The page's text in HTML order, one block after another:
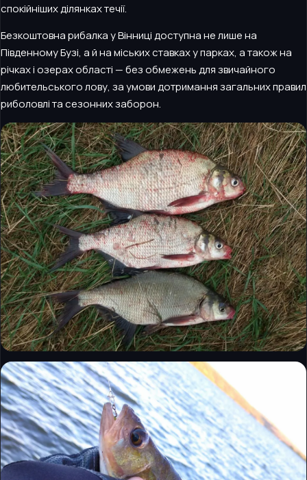
спокійніших ділянках течії.
Безкоштовна рибалка у Вінниці доступна не лише на
Південному Бузі, а й на міських ставках у парках, а також на
річках і озерах області — без обмежень для звичайного
любительського лову, за умови дотримання загальних правил
риболовлі та сезонних заборон.